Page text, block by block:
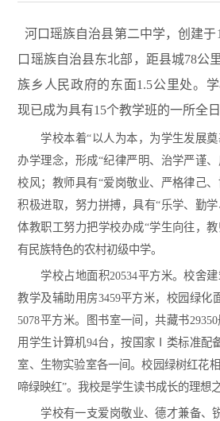
河口瑶族自治县第二中学，创建于
口瑶族自治县东北部，距县城78公
族乡人民政府的东面1.5公里处。学
现已成为具有15个教学班的一所全
学校本着“以人为本，为学生发展奠
办学理念，形成“纪律严明、治学严谨
校风；教师具有“爱岗敬业、严格律己
积极进取，努力拼搏，具有“乐学、勤
体教职工努力把学校办成“学生向往，
有民族特色的农村初级中学。
学校占地面积20534平方米。校舍建
教学及辅助用房3459平方米，校园绿化
5078平方米。图书室一间，共藏书
用学生计算机94台，按国家Ⅰ类标准配
室、生物实验室各一间。校园绿树红花
啼绿映红”。我校是学生读书成长的理想之
学校有一支爱岗敬业、德才兼备、锐